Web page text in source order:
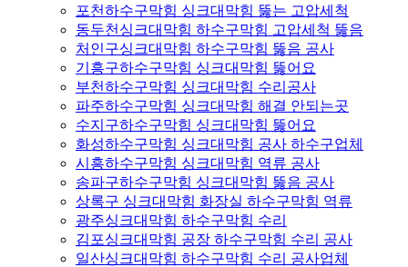
포천하수구막힘 싱크대막힘 뚫는 고압세척
동두천싱크대막힘 하수구막힘 고압세척 뚫음
처인구싱크대막힘 하수구막힘 뚫음 공사
기흥구하수구막힘 싱크대막힘 뚫어요
부천하수구막힘 싱크대막힘 수리공사
파주하수구막힘 싱크대막힘 해결 안되는곳
수지구하수구막힘 싱크대막힘 뚫어요
화성하수구막힘 싱크대막힘 공사 하수구업체
시흥하수구막힘 싱크대막힘 역류 공사
송파구하수구막힘 싱크대막힘 뚫음 공사
상록구 싱크대막힘 화장실 하수구막힘 역류
광주싱크대막힘 하수구막힘 수리
김포싱크대막힘 공장 하수구막힘 수리 공사
일산싱크대막힘 하수구막힘 수리 공사업체